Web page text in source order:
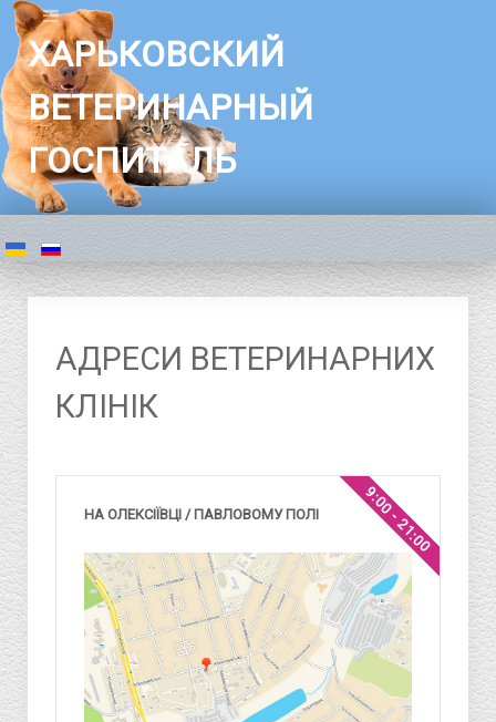
ХАРЬКОВСКИЙ
ВЕТЕРИНАРНЫЙ
ГОСПИТАЛЬ
АДРЕСИ ВЕТЕРИНАРНИХ
КЛІНІК
9:00 - 21:00
НА ОЛЕКСІЇВЦІ / ПАВЛОВОМУ ПОЛІ